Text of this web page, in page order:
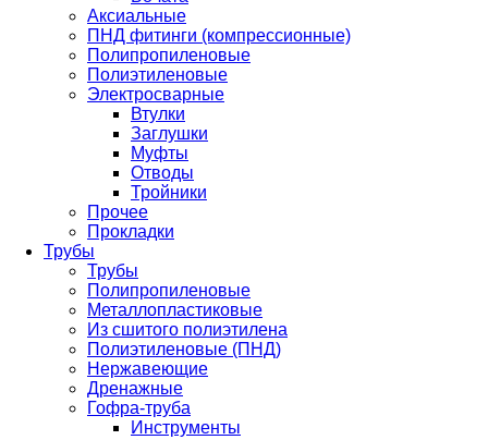
Аксиальные
ПНД фитинги (компрессионные)
Полипропиленовые
Полиэтиленовые
Электросварные
Втулки
Заглушки
Муфты
Отводы
Тройники
Прочее
Прокладки
Трубы
Трубы
Полипропиленовые
Металлопластиковые
Из сшитого полиэтилена
Полиэтиленовые (ПНД)
Нержавеющие
Дренажные
Гофра-труба
Инструменты